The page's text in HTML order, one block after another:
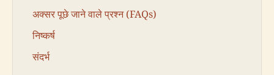
अक्सर पूछे जाने वाले प्रश्न (FAQs)
निष्कर्ष
संदर्भ